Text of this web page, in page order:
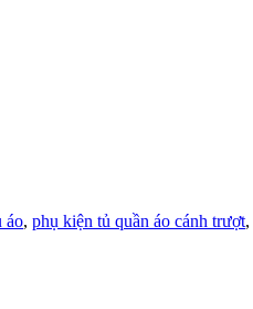
áo, phụ kiện tủ quần áo cánh trượt,